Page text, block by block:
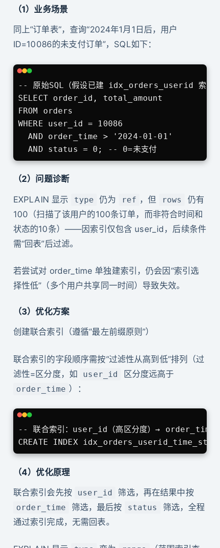
（1）业务场景
同上“订单表”，查询“2024年1月1日后，用户
ID=10086的未支付订单”，SQL如下：
-- 原始SQL（假设已建 idx_orders_userid 索引
SELECT order_id, total_amount
FROM orders
WHERE user_id = 10086
  AND order_time > '2024-01-01'
  AND status = 0; -- 0=未支付
（2）问题诊断
EXPLAIN 显示 type 仍为 ref ，但 rows
仍有
100（扫描了该用户的100条订单，而非符合时间和
状态的10条）——因索引仅包含 user_id，后续条件
需“回表”后过滤。
若尝试对 order_time 单独建索引，仍会因“索引选
择性低”（多个用户共享同一时间）导致失效。
（3）优化方案
创建联合索引（遵循“最左前缀原则”）
联合索引的字段顺序需按“过滤性从高到低”排列（过
滤性=区分度，如
user_id 区分度远高于
order_time ）：
-- 联合索引：user_id（高区分度）→ order_time
CREATE INDEX
（4）优化原理
联合索引会先按 user_id 筛选，再在结果中按
order_time 筛选，最后按 status
筛选，全程
通过索引完成，无需回表。